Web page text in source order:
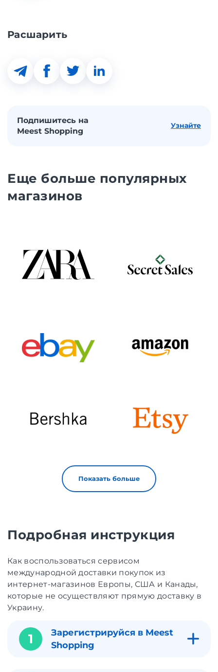
Расшарить
Подпишитесь на
Meest Shopping
Узнайте
Еще больше популярных
магазинов
Показать больше
Подробная инструкция
Как воспользоваться сервисом
международной доставки покупок из
интернет-магазинов Европы, США и Канады,
которые не осуществляют прямую доставку в
Украину.
1
Зарегистрируйся в Meest
Shopping